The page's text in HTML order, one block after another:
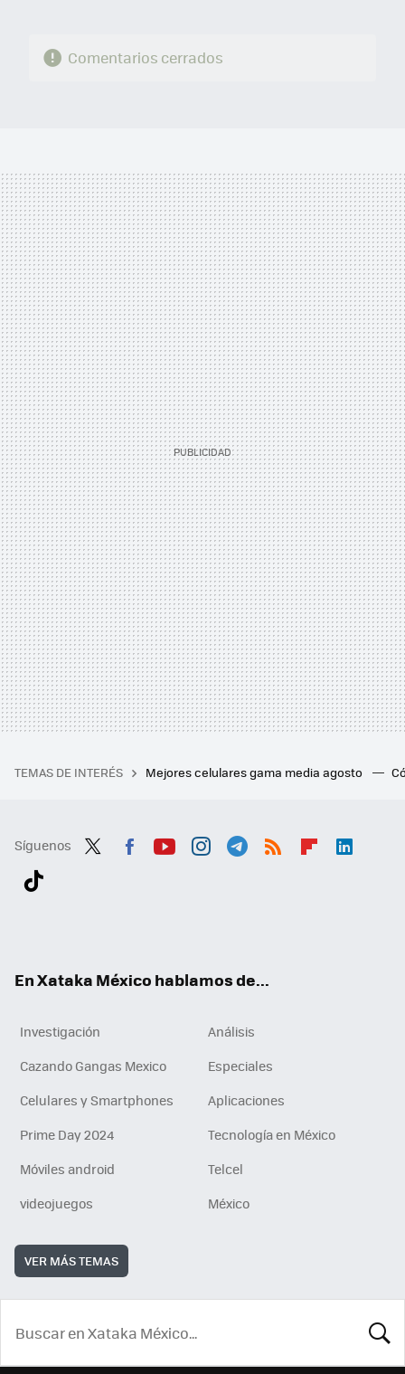
Comentarios cerrados
TEMAS DE INTERÉS Mejores celulares gama media agosto
Síguenos
En Xataka México hablamos de...
Investigación
Análisis
Cazando Gangas Mexico
Especiales
Celulares y Smartphones
Aplicaciones
Prime Day 2024
Tecnología en México
Móviles android
Telcel
videojuegos
México
VER MÁS TEMAS